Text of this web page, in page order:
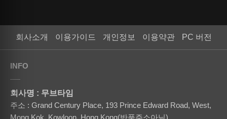
회사소개 이용가이드 개인정보 이용약관 PC 버전
INFO
회사명 : 무브타임
주소 : Grand Century Place, 193 Prince Edward Road, West,